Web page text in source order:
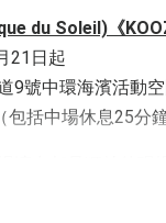
du Soleil)《
21日起
9號中環海濱活動
括中場休息25分鐘
求及表演者輪替而